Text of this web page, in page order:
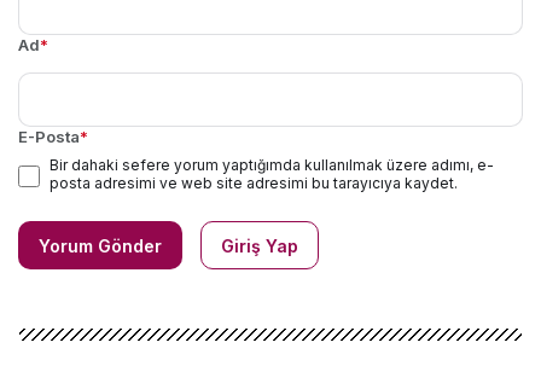
Ad*
E-Posta*
Bir dahaki sefere yorum yaptığımda kullanılmak üzere adımı, e-
posta adresimi ve web site adresimi bu tarayıcıya kaydet.
Yorum Gönder Giriş Yap